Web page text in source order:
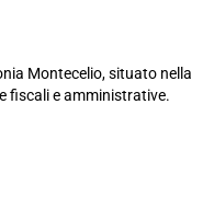
Montecelio, situato nella
fiscali e amministrative.